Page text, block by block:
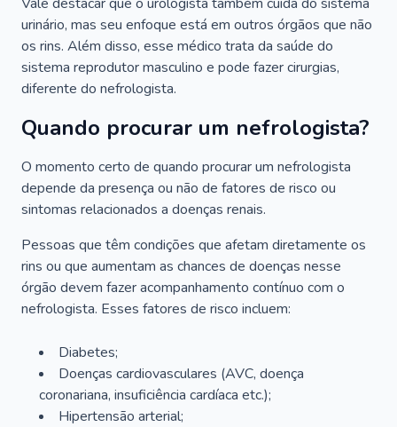
urinário, mas seu enfoque está em outros órgãos que não
os rins. Além disso, esse médico trata da saúde do
sistema reprodutor masculino e pode fazer cirurgias,
diferente do nefrologista.
Quando procurar um nefrologista?
O momento certo de quando procurar um nefrologista
depende da presença ou não de fatores de risco ou
sintomas relacionados a doenças renais.
Pessoas que têm condições que afetam diretamente os
rins ou que aumentam as chances de doenças nesse
órgão devem fazer acompanhamento contínuo com o
nefrologista. Esses fatores de risco incluem:
Diabetes;
Doenças cardiovasculares (AVC, doença
coronariana, insuficiência cardíaca etc.);
Hipertensão arterial;